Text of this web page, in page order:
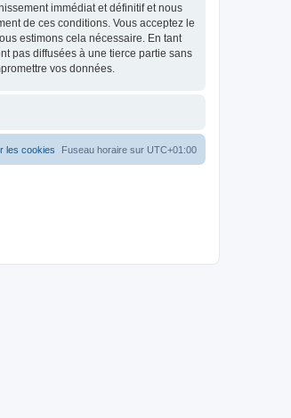
immédiat et définitif et nous
de ces conditions. Vous acceptez le
estimons cela nécessaire. En tant
pas diffusées à une tierce partie sans
vos données.
Fuseau horaire sur UTC+01:00
les cookies